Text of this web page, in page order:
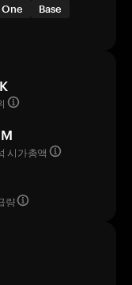
Base
시가총액
량